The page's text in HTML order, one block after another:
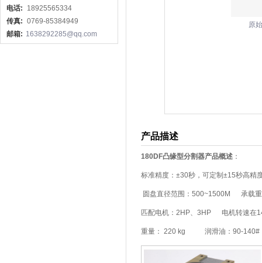
原
产品描述
180DF凸缘型分割器产品概述 ：
标准精度：±30秒，可定制±15秒高精
圆盘直径范围：500~1500M 承载
匹配电机：2HP、3HP 电机转速在
重量： 220 kg 润滑油：90-140#
电话:
18925565334
传真: 0769-85384949
邮箱: 1638292285@qq.com